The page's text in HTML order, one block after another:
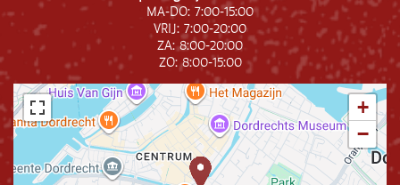
MA-DO: 7:00-15:00
VRIJ: 7:00-20:00
ZA: 8:00-20:00
ZO: 8:00-15:00
+
−